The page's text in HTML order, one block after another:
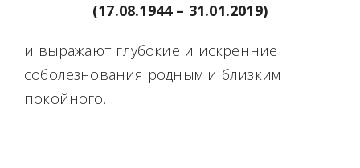
(17.08.1944 – 31.01.2019)
и выражают глубокие и искренние
соболезнования родным и близким
покойного.